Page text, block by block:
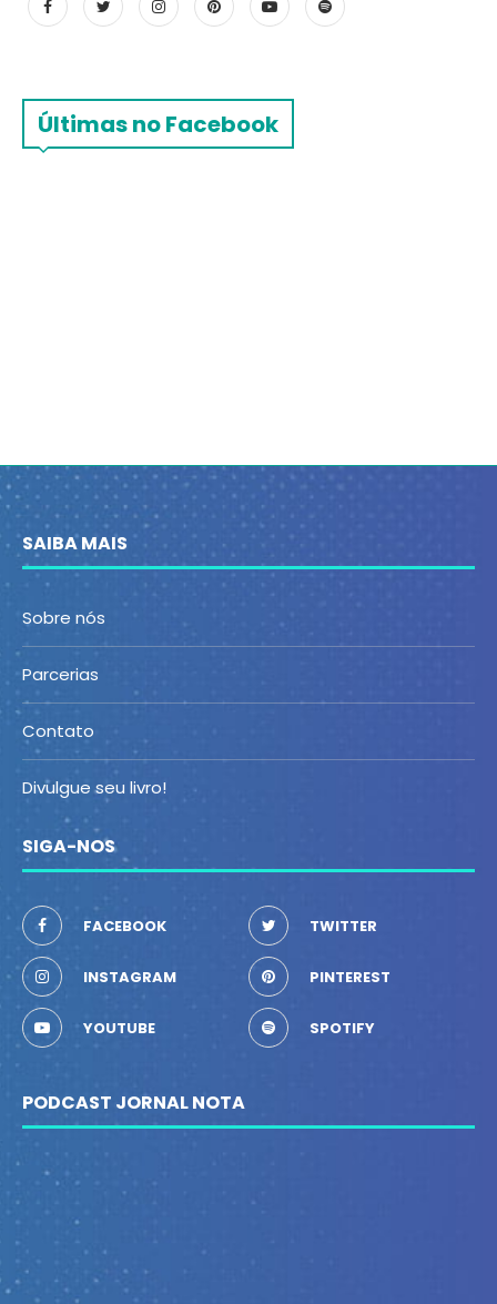
Últimas no Facebook
SAIBA MAIS
Sobre nós
Parcerias
Contato
Divulgue seu livro!
SIGA-NOS
FACEBOOK TWITTER
INSTAGRAM PINTEREST
YOUTUBE SPOTIFY
PODCAST JORNAL NOTA